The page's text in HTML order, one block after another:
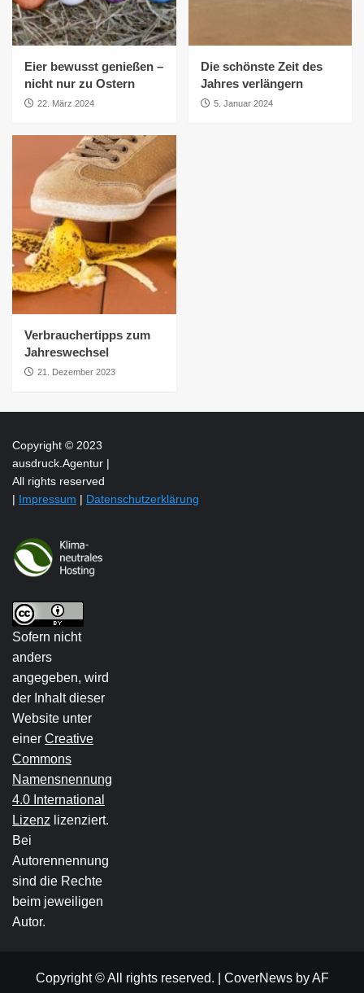
Eier bewusst genießen –
nicht nur zu Ostern
22. März 2024
Die schönste Zeit des
Jahres verlängern
5. Januar 2024
Verbrauchertipps zum
Jahreswechsel
21. Dezember 2023
Copyright © 2023
ausdruck.Agentur |
All rights reserved
| Impressum | Datenschutzerklärung
Sofern nicht
anders
angegeben, wird
der Inhalt dieser
Website unter
einer Creative
Commons
Namensnennung
4.0 International
Lizenz lizenziert.
Bei
Autorennennung
sind die Rechte
beim jeweiligen
Autor.
Copyright © All rights reserved. CoverNewsby AF